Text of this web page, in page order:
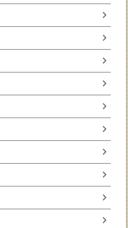
chevron_right
chevron_right
chevron_right
chevron_right
chevron_right
chevron_right
chevron_right
chevron_right
chevron_right
chevron_right